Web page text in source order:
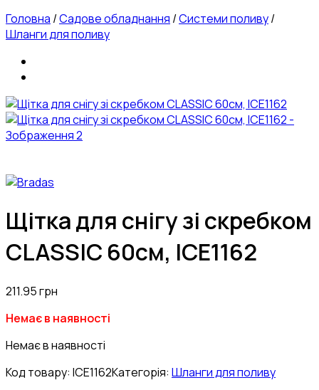
Головна /Садове обладнання /Системи поливу/
Шланги для поливу
Щітка для снігу зі скребком
CLASSIC 60см, ICE1162
211.95грн
Немає в наявності
Немає в наявності
Код товару: ICE1162Категорія: Шланги для поливу